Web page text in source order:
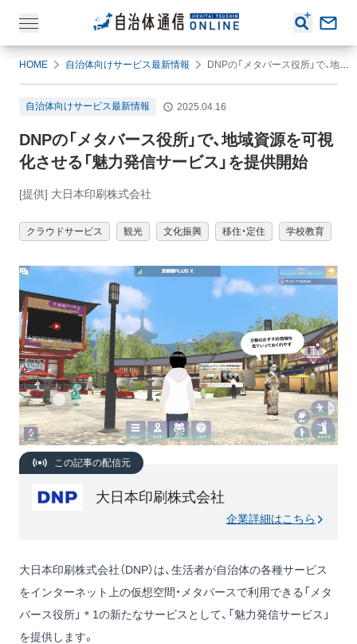
HOME 自治体向けサービス最新情報 DNPの「メタバース役所」で、地域資源を可視化させる「魅力発信サービス」を提供開始
自治体向けサービス最新情報 2025.04.16
DNPの「メタバース役所」で、地域資源を可視
化させる「魅力発信サービス」を提供開始
[提供] 大日本印刷株式会社
クラウドサービス 観光 文化振興 移住・定住 学校教育
この記事の配信元
大日本印刷株式会社
企業詳細はこちら
大日本印刷株式会社（DNP）は、生活者が自治体の各種サービス
をインターネット上の仮想空間・メタバースで利用できる「メタ
バース役所」＊1の新たなサービスとして、「魅力発信サービス」
を提供します。